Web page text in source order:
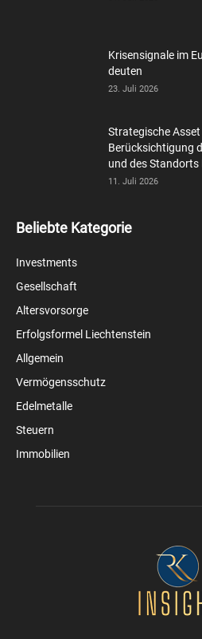
Krisensignale im
deuten
23. Juli 2026
Strategische
Berücksichtigung
und des Standorts
11. Juli 2026
Beliebte Kategorie
Investments
Gesellschaft
Altersvorsorge
Erfolgsformel Liechtenstein
Allgemein
Vermögensschutz
Edelmetalle
Steuern
Immobilien